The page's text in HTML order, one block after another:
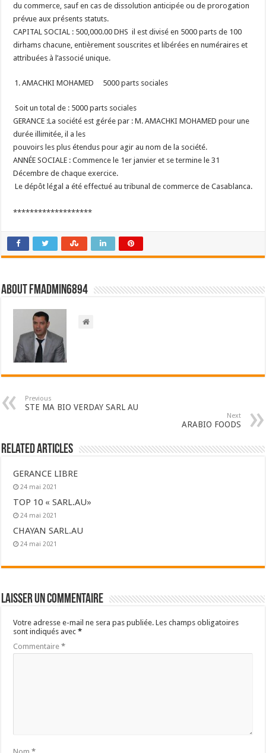
du commerce, sauf en cas de dissolution anticipée ou de prorogation
prévue aux présents statuts.
CAPITAL SOCIAL : 500,000.00 DHSil est divisé en 5000 parts de 100
dirhams chacune, entièrement souscrites et libérées en numéraires et
attribuées à l’associé unique.
AMACHKI MOHAMED 5000 parts sociales
Soit un total de : 5000 parts sociales
GERANCE :La société est gérée par : M. AMACHKI MOHAMED pour une
durée illimitée, il a les
pouvoirs les plus étendus pour agir au nom de la société.
ANNÉE SOCIALE : Commence le 1er janvier et se termine le 31
Décembre de chaque exercice.
Le dépôt légal a été effectué au tribunal de commerce de Casablanca.
*******************
About FMadmin6894
Previous
STE MA BIO VERDAY SARL AU
Next
ARABIO FOODS
Related Articles
GERANCE LIBRE
24 mai 2021
TOP 10 « SARL.AU»
24 mai 2021
CHAYAN SARL.AU
24 mai 2021
Laisser un commentaire
Votre adresse e-mail ne sera pas publiée. Les champs obligatoires
sont indiqués avec*
Commentaire*